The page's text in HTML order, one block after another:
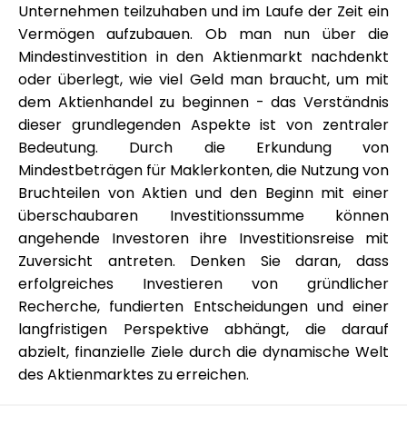
Unternehmen teilzuhaben und im Laufe der Zeit ein
Vermögen aufzubauen. Ob man nun über die
Mindestinvestition in den Aktienmarkt nachdenkt
oder überlegt, wie viel Geld man braucht, um mit
dem Aktienhandel zu beginnen - das Verständnis
dieser grundlegenden Aspekte ist von zentraler
Bedeutung. Durch die Erkundung von
Mindestbeträgen für Maklerkonten, die Nutzung von
Bruchteilen von Aktien und den Beginn mit einer
überschaubaren Investitionssumme können
angehende Investoren ihre Investitionsreise mit
Zuversicht antreten. Denken Sie daran, dass
erfolgreiches Investieren von gründlicher
Recherche, fundierten Entscheidungen und einer
langfristigen Perspektive abhängt, die darauf
abzielt, finanzielle Ziele durch die dynamische Welt
des Aktienmarktes zu erreichen.